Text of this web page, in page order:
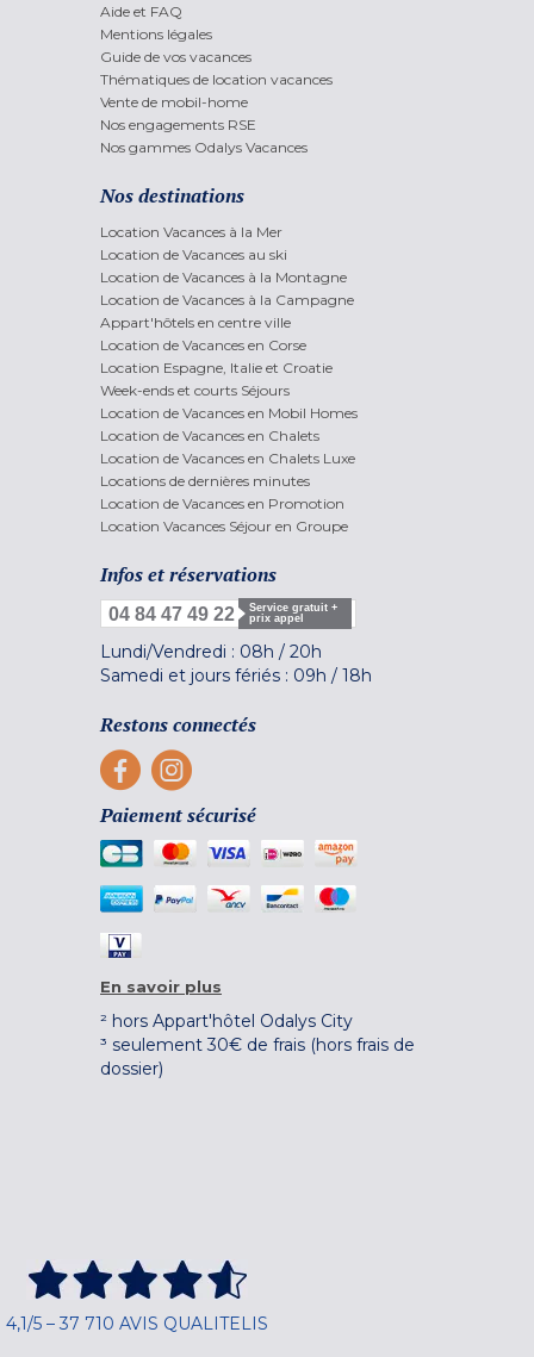
Aide et FAQ
Mentions légales
Guide de vos vacances
Thématiques de location vacances
Vente de mobil-home
Nos engagements RSE
Nos gammes Odalys Vacances
Nos destinations
Location Vacances à la Mer
Location de Vacances au ski
Location de Vacances à la Montagne
Location de Vacances à la Campagne
Appart'hôtels en centre ville
Location de Vacances en Corse
Location Espagne, Italie et Croatie
Week-ends et courts Séjours
Location de Vacances en Mobil Homes
Location de Vacances en Chalets
Location de Vacances en Chalets Luxe
Locations de dernières minutes
Location de Vacances en Promotion
Location Vacances Séjour en Groupe
Infos et réservations
04 84 47 49 22
Service gratuit +
prix appel
Lundi/Vendredi : 08h / 20h
Samedi et jours fériés : 09h / 18h
Restons connectés
Paiement sécurisé
En savoir plus
² hors Appart'hôtel Odalys City
³ seulement 30€ de frais (hors frais de
dossier)
4,1/5 – 37 710 AVIS QUALITELIS